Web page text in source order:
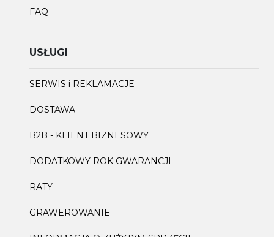
FAQ
USŁUGI
SERWIS i REKLAMACJE
DOSTAWA
B2B - KLIENT BIZNESOWY
DODATKOWY ROK GWARANCJI
RATY
GRAWEROWANIE